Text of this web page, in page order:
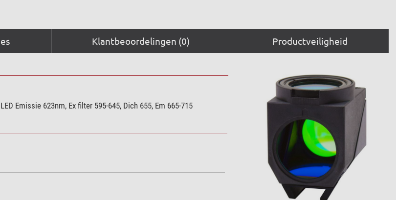
Klantbeoordelingen (0) Productveiligheid
Emissie 623nm, Ex filter 595-645, Dich 655, Em 665-715